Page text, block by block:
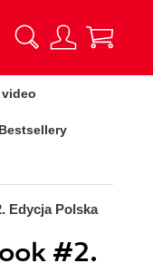
Bestsellery
Edycja Polska
#2.